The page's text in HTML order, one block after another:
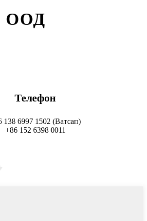
ООД
Телефон
138 6997 1502 (Ватсап)
+86 152 6398 0011